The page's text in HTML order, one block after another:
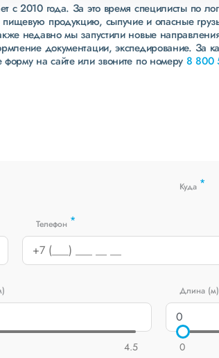
с 2010 года. За это время специлисты по
продукцию, сыпучие и опасные
недавно мы запустили новые
документации, экспедирование.
на сайте или звоните по номеру 8 800
Куда *
Телефон *
4.5
Длина (м)
0